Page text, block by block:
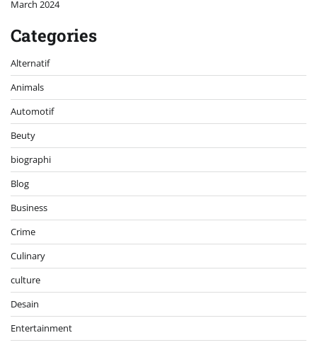
March 2024
Categories
Alternatif
Animals
Automotif
Beuty
biographi
Blog
Business
Crime
Culinary
culture
Desain
Entertainment